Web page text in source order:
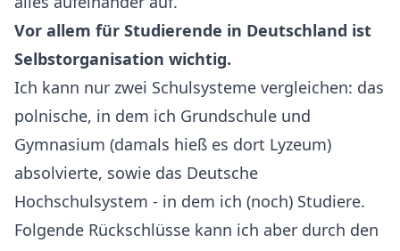
Vor allem für Studierende in Deutschland ist
Selbstorganisation wichtig.
Ich kann nur zwei Schulsysteme vergleichen: das
polnische, in dem ich Grundschule und
Gymnasium (damals hieß es dort Lyzeum)
absolvierte, sowie das Deutsche
Hochschulsystem - in dem ich (noch) Studiere.
Folgende Rückschlüsse kann ich aber durch den